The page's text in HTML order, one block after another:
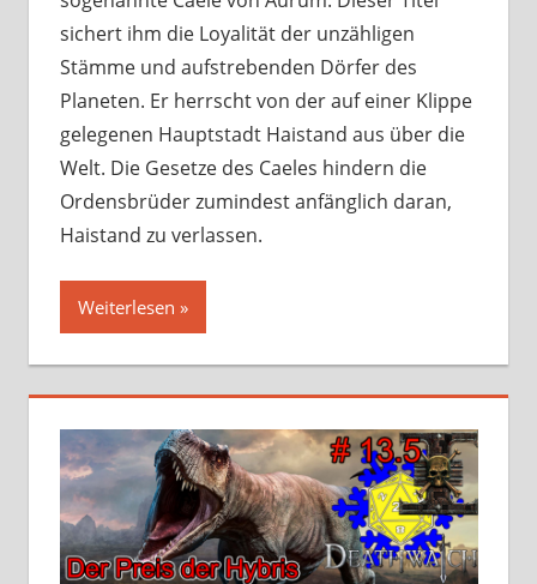
sichert ihm die Loyalität der unzähligen
Stämme und aufstrebenden Dörfer des
Planeten. Er herrscht von der auf einer Klippe
gelegenen Hauptstadt Haistand aus über die
Welt. Die Gesetze des Caeles hindern die
Ordensbrüder zumindest anfänglich daran,
Haistand zu verlassen.
Weiterlesen